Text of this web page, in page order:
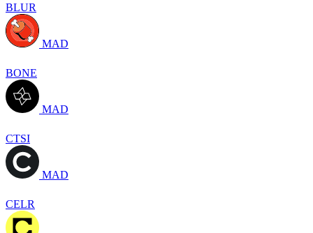
BLUR
MAD
BONE
MAD
CTSI
MAD
CELR